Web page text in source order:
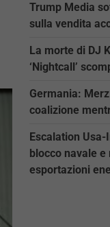
Trump Media
sulla vendita
La morte di DJ
‘Nightcall’
Germania:
coalizione
Escalation
blocco navale
esportazioni